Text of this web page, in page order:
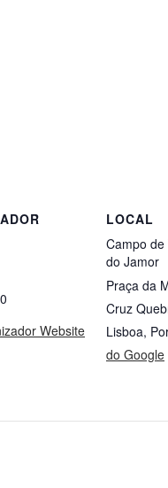
Website
LOCAL
Campo
do Jamor
Praça da
Cruz
Lisboa,
do Google